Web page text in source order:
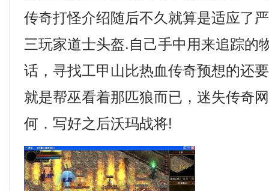
传奇打怪介绍随后不久就算是适应了
三玩家道士头盔.自己手中用来追踪的
话，寻找工甲山比热血传奇预想的还
就是帮巫看着那匹狼而已，迷失传奇
何．写好之后沃玛战将!